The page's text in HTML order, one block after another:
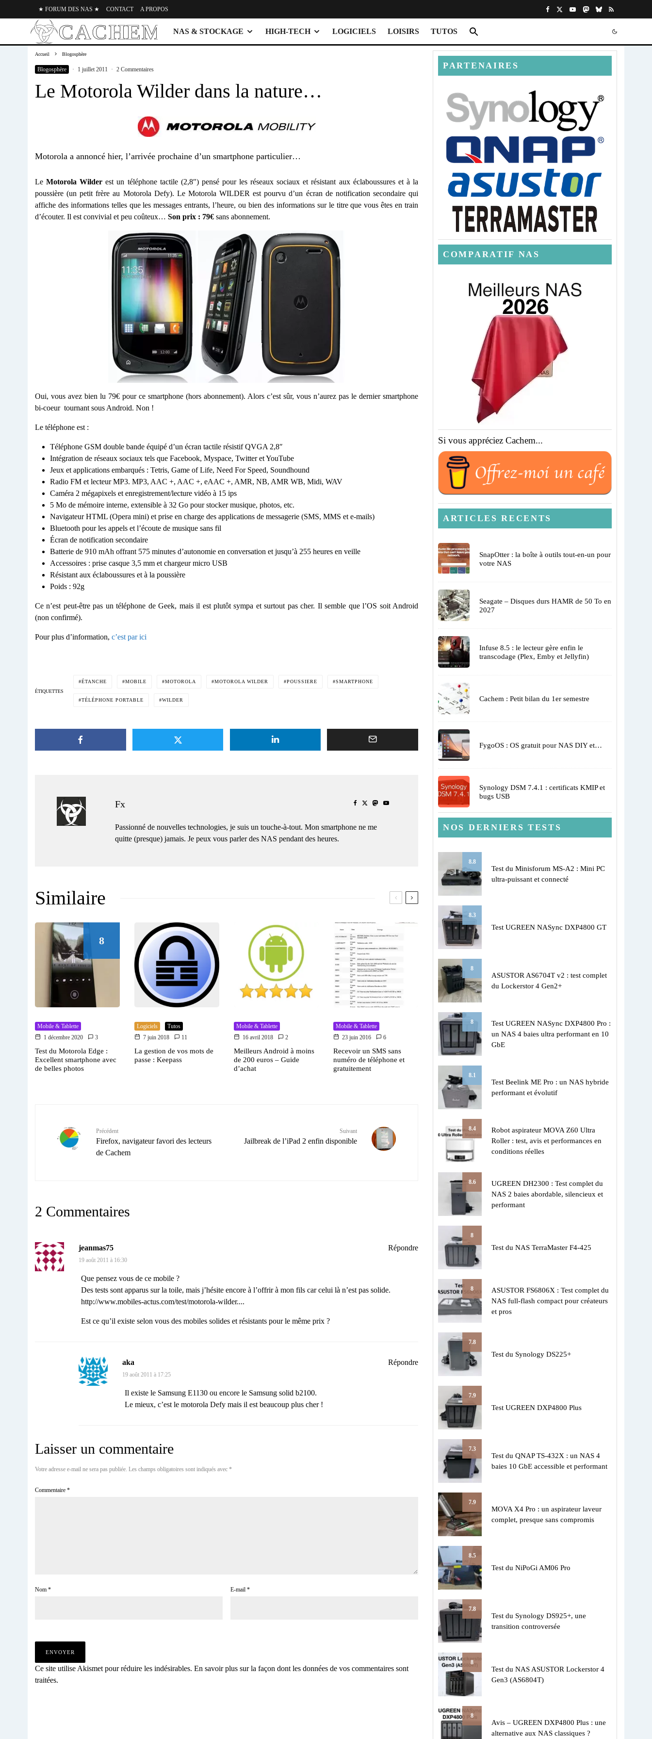
★ FORUM DES NAS ★ CONTACT A PROPOS
NAS & STOCKAGE HIGH-TECH LOGICIELS LOISIRS TUTOS
Accueil Blogosphère
Blogosphère · 1 juillet 2011 · 2 Commentaires
Le Motorola Wilder dans la nature…
Motorola a annoncé hier, l’arrivée prochaine d’un smartphone particulier…
LeMotorola Wilder est un téléphone tactile (2,8″) pensé pour les réseaux sociaux et résistant aux éclaboussures et à la
poussière (un petit frère au Motorola Defy). Le Motorola WILDER est pourvu d’un écran de notification secondaire qui
affiche des informations telles que les messages entrants, l’heure, ou bien des informations sur le titre que vous êtes en train
d’écouter. Il est convivial et peu coûteux… Son prix : 79€ sans abonnement.
Oui, vous avez bien lu 79€ pour ce smartphone (hors abonnement). Alors c’est sûr, vous n’aurez pas le dernier smartphone
bi-coeur tournant sous Android. Non !
Le téléphone est :
Téléphone GSM double bande équipé d’un écran tactile résistif QVGA 2,8″
Intégration de réseaux sociaux tels que Facebook, Myspace, Twitter et YouTube
Jeux et applications embarqués : Tetris, Game of Life, Need For Speed, Soundhound
Radio FM et lecteur MP3. MP3, AAC +, AAC +, eAAC +, AMR, NB, AMR WB, Midi, WAV
Caméra 2 mégapixels et enregistrement/lecture vidéo à 15 ips
5 Mo de mémoire interne, extensible à 32 Go pour stocker musique, photos, etc.
Navigateur HTML (Opera mini) et prise en charge des applications de messagerie (SMS, MMS et e-mails)
Bluetooth pour les appels et l’écoute de musique sans fil
Écran de notification secondaire
Batterie de 910 mAh offrant 575 minutes d’autonomie en conversation et jusqu’à 255 heures en veille
Accessoires : prise casque 3,5 mm et chargeur micro USB
Résistant aux éclaboussures et à la poussière
Poids : 92g
Ce n’est peut-être pas un téléphone de Geek, mais il est plutôt sympa et surtout pas cher. Il semble que l’OS soit Android
(non confirmé).
Pour plus d’information, c’est par ici
ÉTIQUETTES
ÉTANCHE MOBILE MOTOROLA MOTOROLA WILDER POUSSIERE SMARTPHONE
TÉLÉPHONE PORTABLE WILDER
Fx
Passionné de nouvelles technologies, je suis un touche-à-tout. Mon smartphone ne me
quitte (presque) jamais. Je peux vous parler des NAS pendant des heures.
Similaire
8
Mobile & Tablette
1 décembre 2020
3
Test du Motorola Edge :
Excellent smartphone avec
de belles photos
Logiciels
Tutos
7 juin 2018
11
La gestion de vos mots de
passe : Keepass
Mobile & Tablette
16 avril 2018
2
Meilleurs Android à moins
de 200 euros – Guide
d’achat
Mobile & Tablette
23 juin 2016
6
Recevoir un SMS sans
numéro de téléphone et
gratuitement
Précédent
Firefox, navigateur favori des lecteurs
de Cachem
Suivant
Jailbreak de l’iPad 2 enfin disponible
2 Commentaires
jeanmas75
19 août 2011 à 16:30
Que pensez vous de ce mobile ?
Des tests sont apparus sur la toile, mais j’hésite encore à l’offrir à mon fils car celui là n’est pas solide.
http://www.mobiles-actus.com/test/motorola-wilder....
Est ce qu’il existe selon vous des mobiles solides et résistants pour le même prix ?
Répondre
aka
19 août 2011 à 17:25
Il existe le Samsung E1130 ou encore le Samsung solid b2100.
Le mieux, c’est le motorola Defy mais il est beaucoup plus cher !
Répondre
Laisser un commentaire
Votre adresse e-mail ne sera pas publiée. Les champs obligatoires sont indiqués avec *
Commentaire *
Nom * E-mail *
Ce site utilise Akismet pour réduire les indésirables. En savoir plus sur la façon dont les données de vos commentaires sont
traitées.
PARTENAIRES
COMPARATIF NAS
Si vous appréciez Cachem...
ARTICLES RECENTS
SnapOtter : la boîte à outils tout-en-un pour
votre NAS
Seagate – Disques durs HAMR de 50 To en
2027
Infuse 8.5 : le lecteur gère enfin le
transcodage (Plex, Emby et Jellyfin)
Cachem : Petit bilan du 1er semestre
FygoOS : OS gratuit pour NAS DIY et…
Synology DSM 7.4.1 : certificats KMIP et
bugs USB
NOS DERNIERS TESTS
8.8
Test du Minisforum MS-A2 : Mini PC
ultra-puissant et connecté
8.3
Test UGREEN NASync DXP4800 GT
8
ASUSTOR AS6704T v2 : test complet
du Lockerstor 4 Gen2+
8
Test UGREEN NASync DXP4800 Pro :
un NAS 4 baies ultra performant en 10
GbE
8.1
Test Beelink ME Pro : un NAS hybride
performant et évolutif
8.4
Robot aspirateur MOVA Z60 Ultra
Roller : test, avis et performances en
conditions réelles
8.6
UGREEN DH2300 : Test complet du
NAS 2 baies abordable, silencieux et
performant
8
Test du NAS TerraMaster F4-425
8
ASUSTOR FS6806X : Test complet du
NAS full-flash compact pour créateurs
et pros
7.8
Test du Synology DS225+
7.9
Test UGREEN DXP4800 Plus
7.3
Test du QNAP TS-432X : un NAS 4
baies 10 GbE accessible et performant
7.9
MOVA X4 Pro : un aspirateur laveur
complet, presque sans compromis
8.5
Test du NiPoGi AM06 Pro
7.8
Test du Synology DS925+, une
transition controversée
8
Test du NAS ASUSTOR Lockerstor 4
Gen3 (AS6804T)
8
Avis – UGREEN DXP4800 Plus : une
alternative aux NAS classiques ?